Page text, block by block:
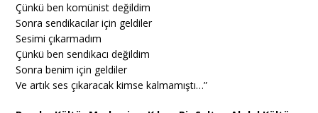
Çünkü ben komünist değildim
Sonra sendikacılar için geldiler
Sesimi çıkarmadım
Çünkü ben sendikacı değildim
Sonra benim için geldiler
Ve artık ses çıkaracak kimse kalmamıştı…”